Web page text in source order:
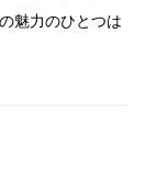
魅力のひとつは